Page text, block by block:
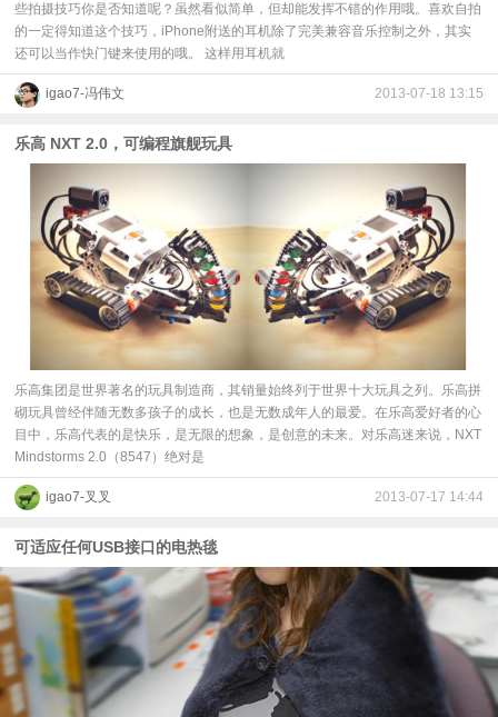
些拍摄技巧你是否知道呢？虽然看似简单，但却能发挥不错的作用哦。喜欢自拍
的一定得知道这个技巧，iPhone附送的耳机除了完美兼容音乐控制之外，其实
还可以当作快门键来使用的哦。 这样用耳机就
igao7-冯伟文 2013-07-18 13:15
乐高 NXT 2.0，可编程旗舰玩具
乐高集团是世界著名的玩具制造商，其销量始终列于世界十大玩具之列。乐高拼
砌玩具曾经伴随无数多孩子的成长，也是无数成年人的最爱。在乐高爱好者的心
目中，乐高代表的是快乐，是无限的想象，是创意的未来。对乐高迷来说，NXT
Mindstorms 2.0（8547）绝对是
igao7-叉叉 2013-07-17 14:44
可适应任何USB接口的电热毯